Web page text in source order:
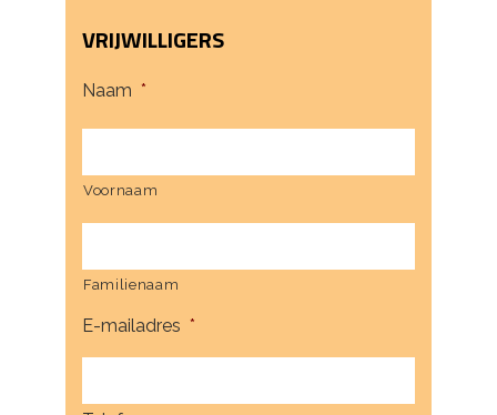
VRIJWILLIGERS
Naam *
Voornaam
Familienaam
E-mailadres *